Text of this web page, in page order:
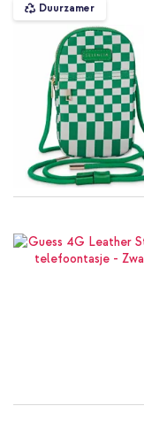
Duurzamer